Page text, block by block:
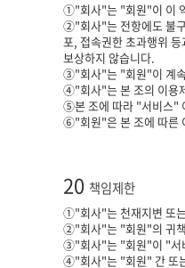
①"회사"는 "회원"이 이
②"회사"는 전항에도 불
포, 접속권한 초과행위
보상하지 않습니다.
③"회사"는 "회원"이 계속
④"회사"는 본 조의 이용
⑤본 조에 따라 "서비스"
⑥"회원"은 본 조에 따른
20 책임제한
①"회사"는 천재지변 또
②"회사"는 "회원"의 귀책
③"회사"는 "회원"이 "서
④"회사"는 "회원" 간 또